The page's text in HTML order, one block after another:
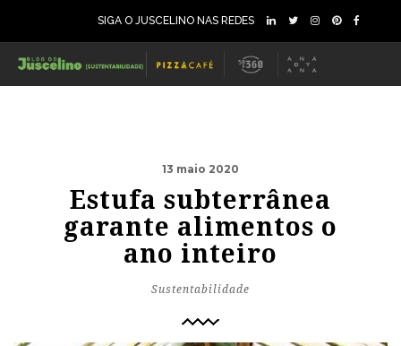
SIGA O JUSCELINO NAS REDES
13 maio 2020
Estufa subterrânea
garante alimentos o
ano inteiro
Sustentabilidade